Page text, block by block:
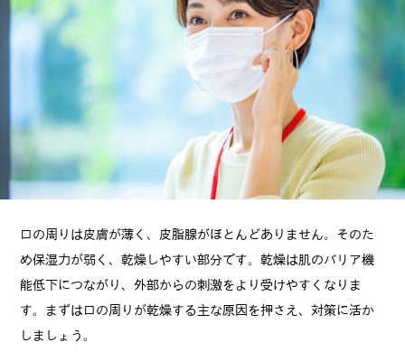
口の周りは皮膚が薄く、皮脂腺がほとんどありません。そのた
め保湿力が弱く、乾燥しやすい部分です。乾燥は肌のバリア機
能低下につながり、外部からの刺激をより受けやすくなりま
す。まずは口の周りが乾燥する主な原因を押さえ、対策に活か
しましょう。